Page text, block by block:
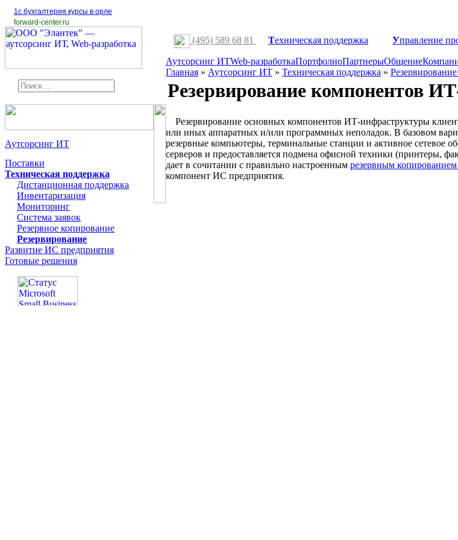
1с бухгалтерия курсы в орле
forward-center.ru
Аутсорсинг ИТ
Поставки
Техническая поддержка
Дистанционная поддержка
Инвентаризация
Мониторинг
Система заявок
Резервное копирование
Резервирование
Развитие ИС предприятия
Готовые решения
(495) 589 68 81 Техническая поддержка Управление
Аутсорсинг ИТWeb-разработкаПортфолиоПартнерыОбщение
Главная » Аутсорсинг ИТ » Техническая поддержка »
Резервирование компонентов
Резервирование основных компонентов ИТ-инфраструктуры
или иных аппаратных и/или программных неполадок. В базовом
резервные компьютеры, терминальные станции и активное сетевое
серверов и предоставляется подмена офисной техники (принтеры,
дает в сочитании с правильно настроенным резервным
компонент ИС предприятия.